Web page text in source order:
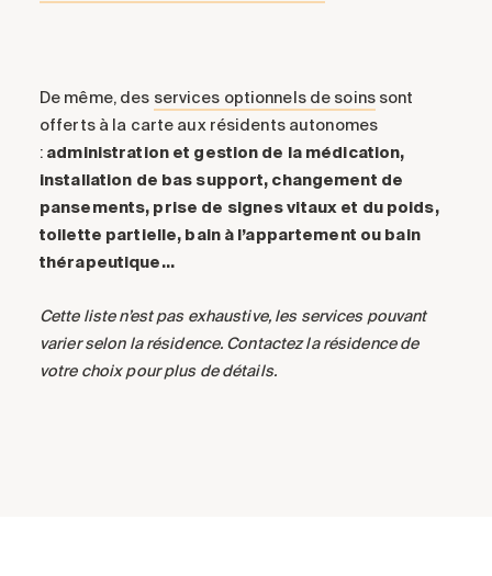
De même, des services optionnels de soinssont
offerts à la carte aux résidents autonomes
: administration et gestion de la médication,
installation de bas support, changement de
pansements, prise de signes vitaux et du poids,
toilette partielle, bain à l’appartement ou bain
thérapeutique…
Cette liste n’est pas exhaustive, les services pouvant
varier selon la résidence. Contactez la résidence de
votre choix pour plus de détails.